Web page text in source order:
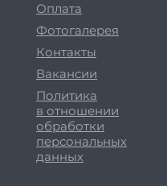
Оплата
Фотогалерея
Контакты
Вакансии
Политика
в отношении
обработки
персональных
данных